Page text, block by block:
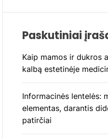
Paskutiniai
Kaip mamos ir dukros
kalbą estetinėje
Informacinės lentelės:
elementas, darantis
patirčiai